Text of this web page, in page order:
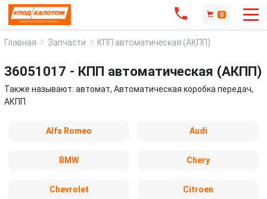
0
Главная Запчасти КПП автоматическая (АКПП)
36051017 - КПП автоматическая (АКПП)
Также называют: автомат, Автоматическая коробка передач,
АКПП
Alfa Romeo Audi
BMW Chery
Chevrolet Citroen